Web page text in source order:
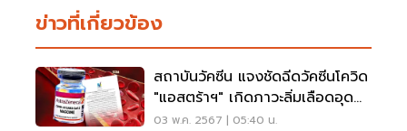
ข่าวที่เกี่ยวข้อง
สถาบันวัคซีน แจงชัดฉีดวัคซีนโควิด
"แอสตร้าฯ" เกิดภาวะลิ่มเลือดอุด
ตันได้
03 พ.ค. 2567 | 05:40 น.